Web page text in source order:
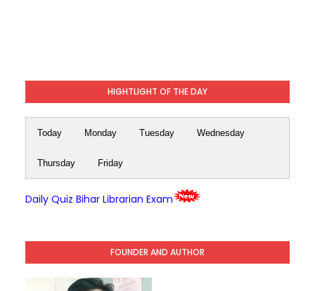
HIGHTLIGHT OF THE DAY
Today Monday Tuesday Wednesday
Thursday Friday
Daily Quiz Bihar Librarian Exam
FOUNDER AND AUTHOR